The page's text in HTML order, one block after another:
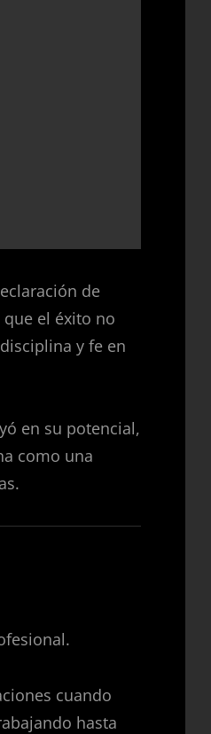
de
el éxito no
y fe en
en su potencial,
como una
cuando
hasta